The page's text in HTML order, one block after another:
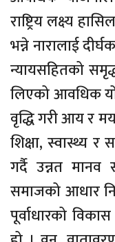
राष्ट्रिय लक्ष्य
भन्ने नारालाई
न्यायसहितको
लिएको आवधिक
वृद्धि गरी आय र
शिक्षा, स्वास्थ्य
गर्दै उन्नत
समाजको आधार
पूर्वाधारको